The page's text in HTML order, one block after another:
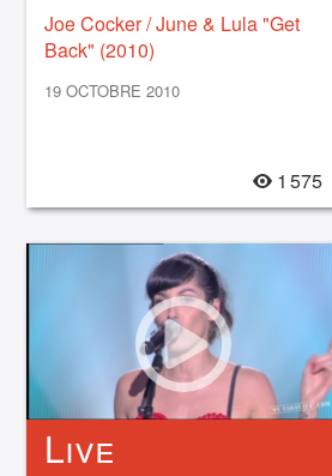
Joe Cocker / June & Lula "Get
Back" (2010)
19 OCTOBRE 2010
1 575
Live